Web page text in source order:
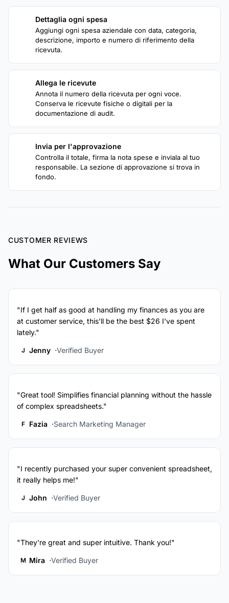
Dettaglia ogni spesa
Aggiungi ogni spesa aziendale con data, categoria,
descrizione, importo e numero di riferimento della
ricevuta.
Allega le ricevute
Annota il numero della ricevuta per ogni voce.
Conserva le ricevute fisiche o digitali per la
documentazione di audit.
Invia per l'approvazione
Controlla il totale, firma la nota spese e inviala al tuo
responsabile. La sezione di approvazione si trova in
fondo.
CUSTOMER REVIEWS
What Our Customers Say
"If I get half as good at handling my finances as you are
at customer service, this'll be the best $26 I've spent
lately."
J Jenny Verified Buyer
"Great tool! Simplifies financial planning without the hassle
of complex spreadsheets."
F Fazia Search Marketing Manager
"I recently purchased your super convenient spreadsheet,
it really helps me!"
J John Verified Buyer
"They're great and super intuitive. Thank you!"
M Mira Verified Buyer